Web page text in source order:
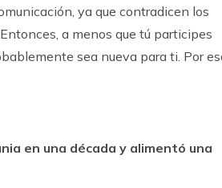
ya que contradicen los
a menos que tú participes
sea nueva para ti. Por
en una década y alimentó una